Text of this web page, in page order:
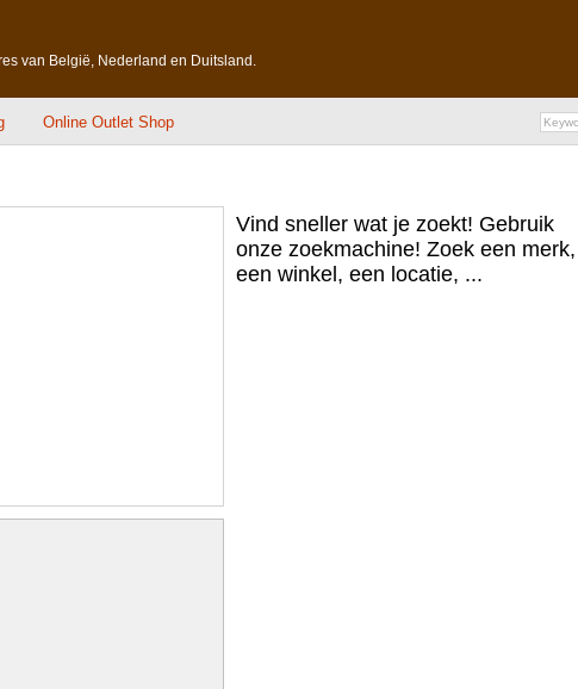
van België, Nederland en Duitsland.
Online Outlet Shop
Vind sneller wat je zoekt! Gebruik
onze zoekmachine! Zoek een merk,
een winkel, een locatie, ...